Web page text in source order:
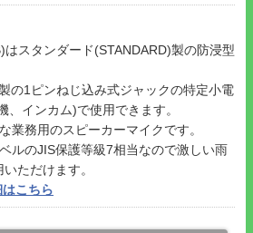
スタンダード(STANDARD)製の防浸型
の1ピンねじ込み式ジャックの特定小電
、インカム)で使用できます。
業務用のスピーカーマイクです。
ルのJIS保護等級7相当なので激しい雨
ただけます。
こちら